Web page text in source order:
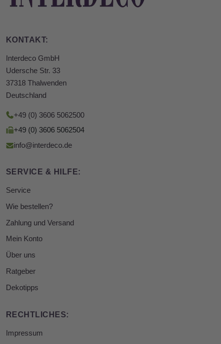
KONTAKT:
Interdeco GmbH
Udersche Str. 33
37318 Thalwenden
Deutschland
+49 (0) 3606 5062500
+49 (0) 3606 5062504
info@interdeco.de
SERVICE & HILFE:
Service
Wie bestellen?
Zahlung und Versand
Mein Konto
Über uns
Ratgeber
Dekotipps
RECHTLICHES:
Impressum